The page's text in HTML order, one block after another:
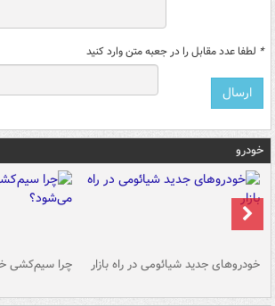
* لطفا عدد مقابل را در جعبه متن وارد کنید
خودرو
خودروهای جدید شیائومی در راه بازار چرا سیم‌کشی